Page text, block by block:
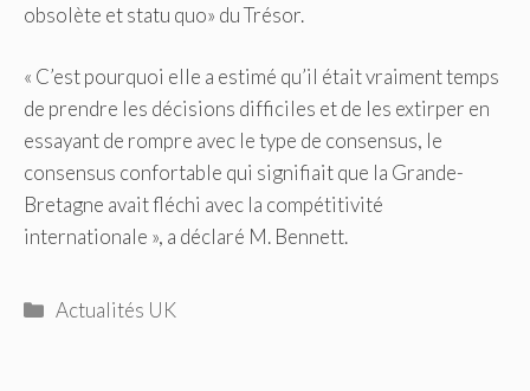
obsolète et statu quo» du Trésor.
« C’est pourquoi elle a estimé qu’il était vraiment temps
de prendre les décisions difficiles et de les extirper en
essayant de rompre avec le type de consensus, le
consensus confortable qui signifiait que la Grande-
Bretagne avait fléchi avec la compétitivité
internationale », a déclaré M. Bennett.
Catégories
Actualités UK